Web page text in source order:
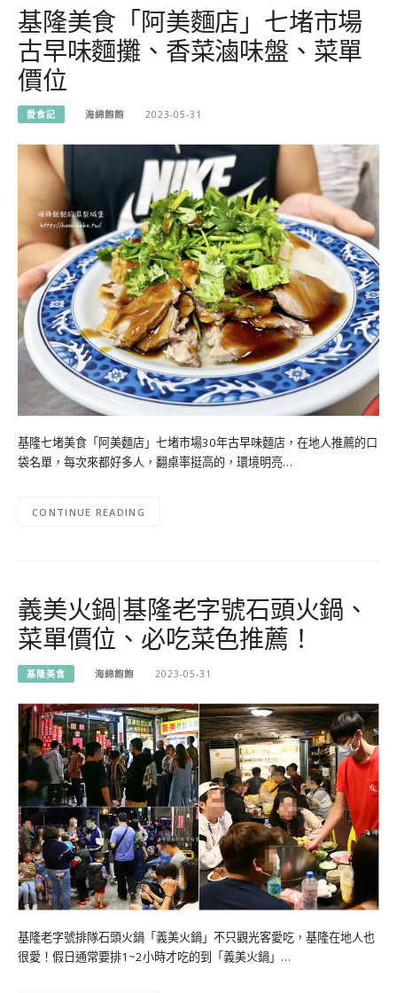
基隆美食「阿美麵店」七堵市場
古早味麵攤、香菜滷味盤、菜單
價位
愛食記 海綿飽飽 2023-05-31
基隆七堵美食「阿美麵店」七堵市場30年古早味麵店，在地人推薦的口
袋名單，每次來都好多人，翻桌率挺高的，環境明亮…
CONTINUE READING
義美火鍋|基隆老字號石頭火鍋、
菜單價位、必吃菜色推薦！
基隆美食 海綿飽飽 2023-05-31
基隆老字號排隊石頭火鍋「義美火鍋」不只觀光客愛吃，基隆在地人也
很愛！假日通常要排1~2小時才吃的到「義美火鍋」…